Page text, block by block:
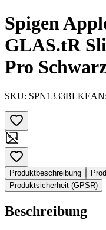
Spigen
GLAS.tR
Pro
SKU: SPN1333BLKEAN:
Produktbeschreibung
Produktsicherheit (GPSR)
Beschreibung